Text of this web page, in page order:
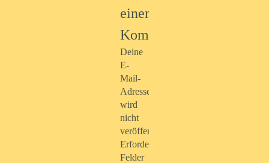
einen
Kommentar
Deine
E-
Mail-
Adresse
wird
nicht
veröffentlicht.
Erforderliche
Felder